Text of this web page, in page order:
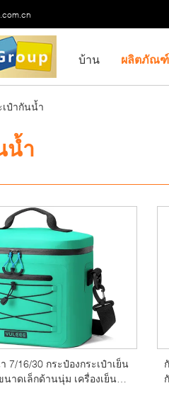
บ้าน ผลิตภัณฑ์
เป๋ากันน้ำ
น้ำ
7/16/30 กระป๋องกระเป๋าเย็น
าดเล็กด้านนุ่ม เครื่องเย็น